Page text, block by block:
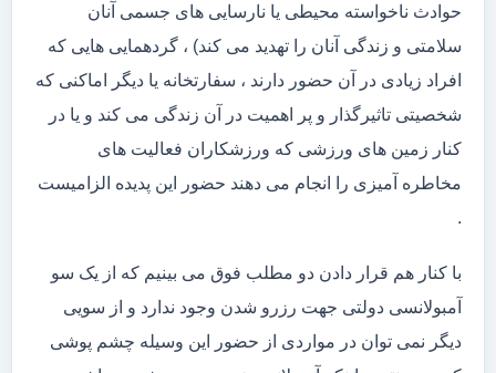
حوادث ناخواسته محیطی یا نارسایی های جسمی آنان
سلامتی و زندگی آنان را تهدید می کند) ، گردهمایی هایی که
افراد زیادی در آن حضور دارند ، سفارتخانه یا دیگر اماکنی که
شخصیتی تاثیرگذار و پر اهمیت در آن زندگی می کند و یا در
کنار زمین های ورزشی که ورزشکاران فعالیت های
مخاطره آمیزی را انجام می دهند حضور این پدیده الزامیست
.
با کنار هم قرار دادن دو مطلب فوق می بینیم که از یک سو
آمبولانسی دولتی جهت رزرو شدن وجود ندارد و از سویی
دیگر نمی توان در مواردی از حضور این وسیله چشم پوشی